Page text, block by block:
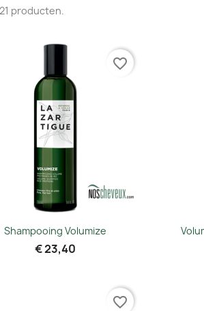
producten.
Snel bekijken
Shampooing Volumize
€ 23,40
favorite_border
favorite_border